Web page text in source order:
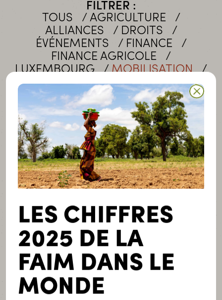
FILTRER :
TOUS
AGRICULTURE
ALLIANCES
DROITS
ÉVÉNEMENTS
FINANCE
FINANCE AGRICOLE
LUXEMBOURG
MOBILISATION
PLAIDOYER
RAPPORT ANNUEL
SOLIDARITÉ
TERANGA
Luxembourg
17-19, avenue de la Libération
L-3850 Schifflange
+ 352 49 09 96
Contactez-nous
LES CHIFFRES
2025 DE LA
FAIM DANS LE
MONDE